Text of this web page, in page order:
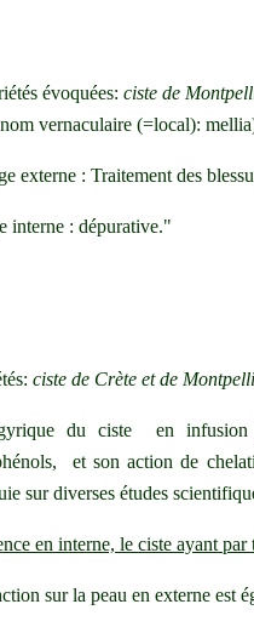
évoquées: ciste de
nom vernaculaire (=local):
externe : Traitement des
interne : dépurative."
ciste de Crète et de
du ciste en infusion
et son action de
sur diverses études
en interne, le ciste ayant
sur la peau en externe est